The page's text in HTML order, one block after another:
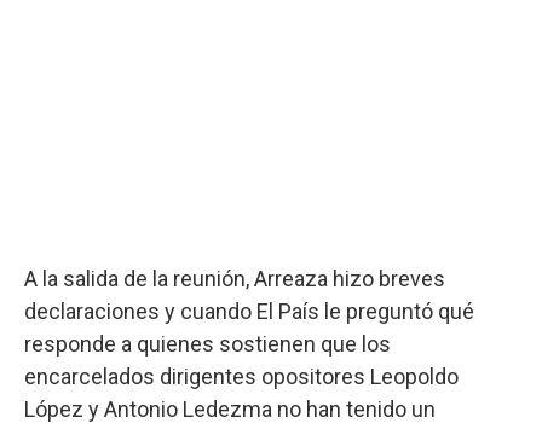
A la salida de la reunión, Arreaza hizo breves
declaraciones y cuando El País le preguntó qué
responde a quienes sostienen que los
encarcelados dirigentes opositores Leopoldo
López y Antonio Ledezma no han tenido un